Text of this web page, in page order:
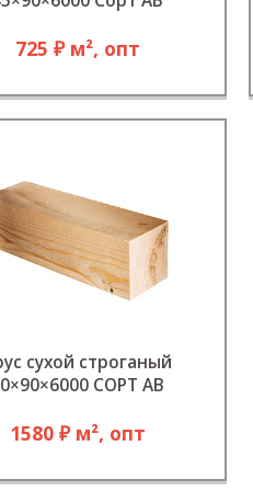
725 ₽ м², опт
сухой строганый
СОРТ АВ
1580 ₽ м², опт